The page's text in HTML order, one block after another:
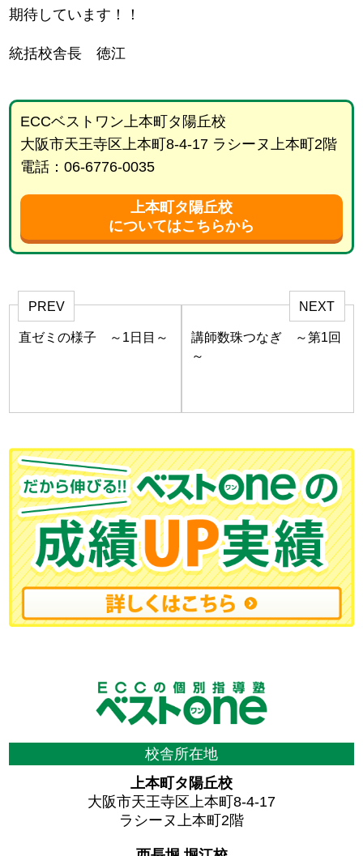
期待しています！！
統括校舎長 徳江
ECCベストワン上本町タ陽丘校
大阪市天王寺区上本町8-4-17 ラシーヌ上本町2階
電話：06-6776-0035
上本町タ陽丘校
についてはこちらから
PREV
直ゼミの様子 ～1日目～
NEXT
講師数珠つなぎ ～第1回
～
校舎所在地
上本町タ陽丘校
大阪市天王寺区上本町8-4-17
ラシーヌ上本町2階